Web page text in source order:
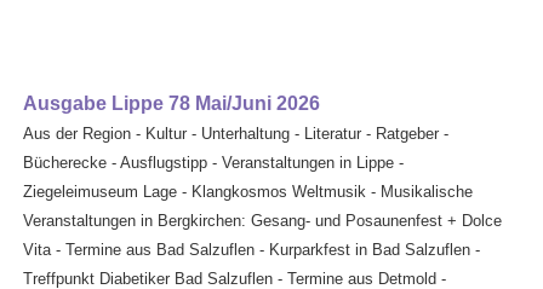
Ausgabe Lippe 78 Mai/Juni 2026
Aus der Region - Kultur - Unterhaltung - Literatur - Ratgeber -
Bücherecke - Ausflugstipp - Veranstaltungen in Lippe -
Ziegeleimuseum Lage - Klangkosmos Weltmusik - Musikalische
Veranstaltungen in Bergkirchen: Gesang- und Posaunenfest + Dolce
Vita - Termine aus Bad Salzuflen - Kurparkfest in Bad Salzuflen -
Treffpunkt Diabetiker Bad Salzuflen - Termine aus Detmold -